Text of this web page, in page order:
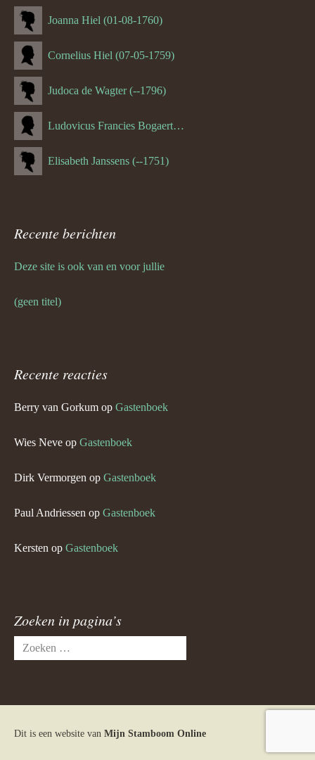
Joanna Hiel (01-08-1760)
Cornelius Hiel (07-05-1759)
Judoca de Wagter (--1796)
Ludovicus Francies Bogaert (--1825)
Elisabeth Janssens (--1751)
Recente berichten
Deze site is ook van en voor jullie
(geen titel)
Recente reacties
Berry van Gorkum op Gastenboek
Wies Neve op Gastenboek
Dirk Vermorgen op Gastenboek
Paul Andriessen op Gastenboek
Kersten op Gastenboek
Zoeken in pagina’s
Zoeken
naar:
Dit is een website van Mijn Stamboom Online